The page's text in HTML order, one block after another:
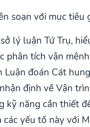
soạn với mục
lý luận Tứ Trụ,
phân tích vận
Luận đoán Cát
định về Vận
kỹ năng cần thiết
yếu tố này với